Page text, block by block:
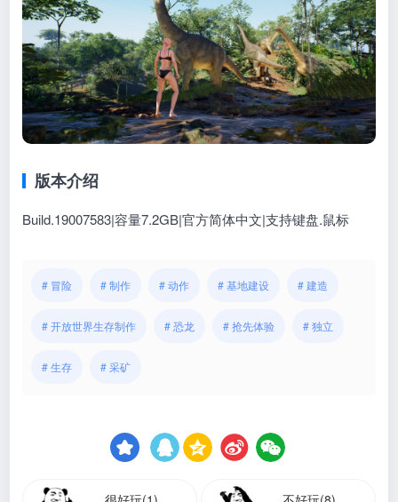
版本介绍
Build.19007583|容量7.2GB|官方简体中文|支持键盘.鼠标
# 冒险 # 制作 # 动作 # 基地建设 # 建造
# 开放世界生存制作 # 恐龙 # 抢先体验 # 独立
# 生存 # 采矿